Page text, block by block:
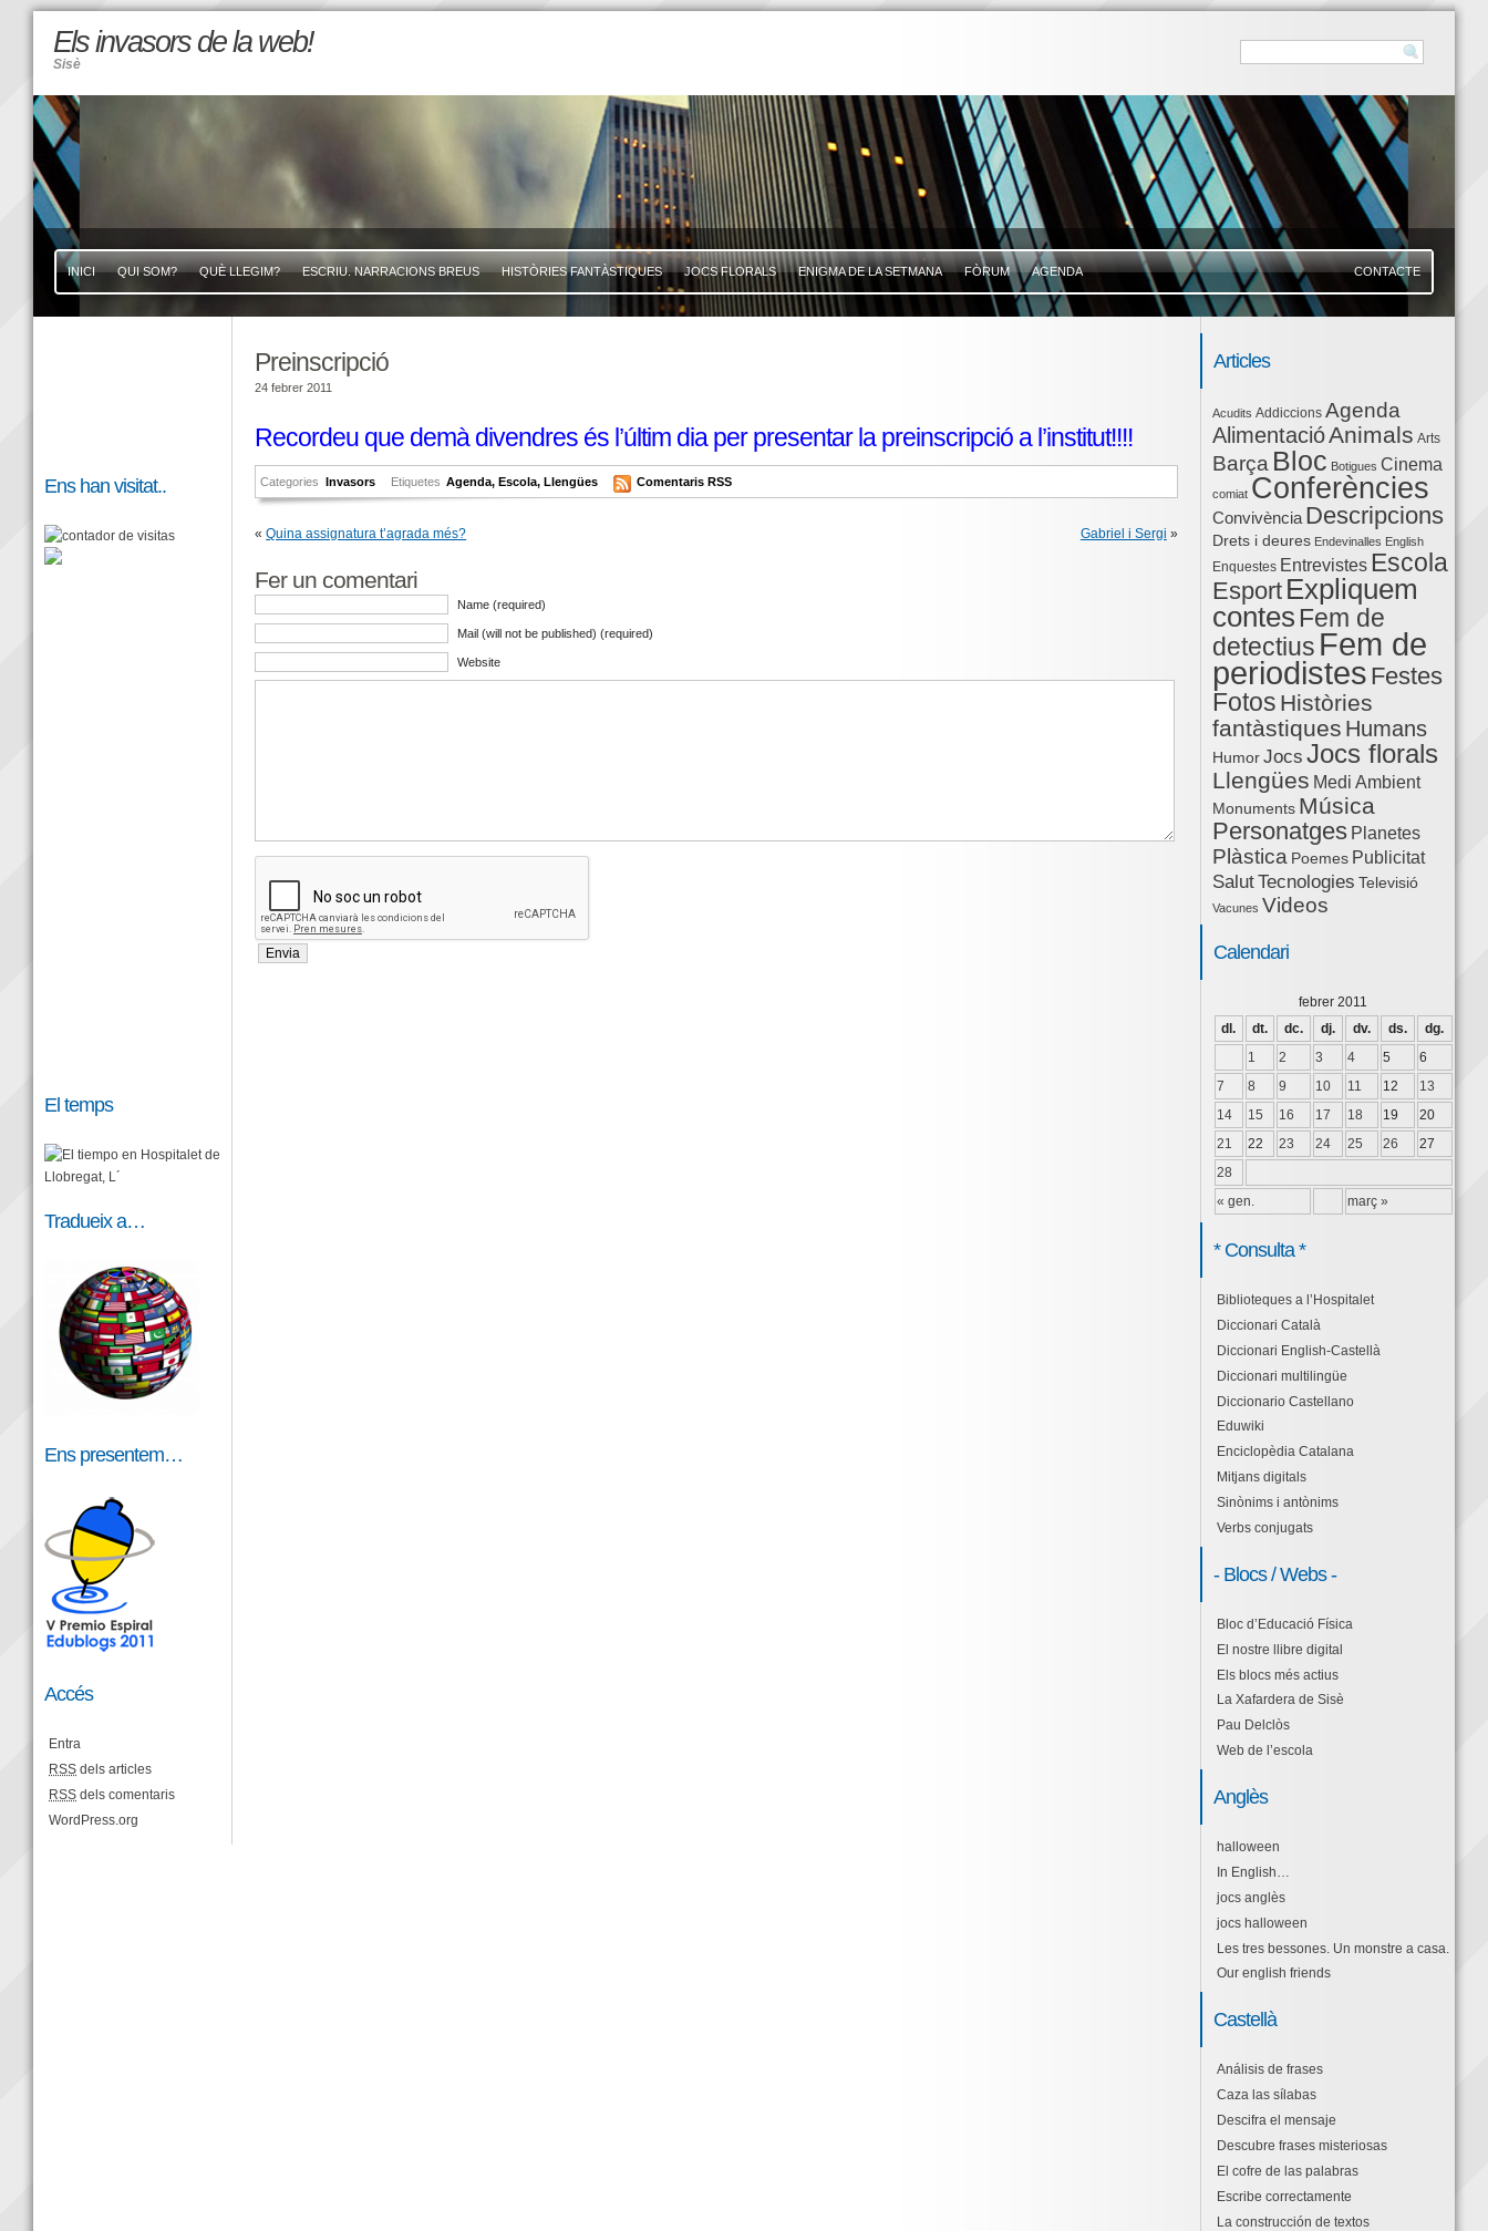
Els invasors de la web!
Sisè
INICI QUI SOM? QUÈ LLEGIM? ESCRIU. NARRACIONS BREUS HISTÒRIES FANTÀSTIQUES JOCS FLORALS ENIGMA DE LA SETMANA FÒRUM AGENDA CONTACTE
Preinscripció
24 febrer 2011
Recordeu que demà divendres és l’últim dia per presentar la preinscripció a l’institut!!!!
Categories Invasors Etiquetes Agenda, Escola, Llengües Comentaris RSS
«Quina assignatura t’agrada més? Gabriel i Sergi »
Fer un comentari
Name (required)
Mail (will not be published) (required)
Website
Articles
Acudits Addiccions Agenda
AlimentacióAnimals Arts
Barça Bloc Botigues Cinema
comiat Conferències
Convivència Descripcions
Drets i deures Endevinalles English
Enquestes Entrevistes Escola
Esport Expliquem
contes Fem de
detectius Fem de
periodistes Festes
Fotos Històries
fantàstiques Humans
Humor Jocs Jocs florals
Llengües Medi Ambient
Monuments Música
Personatges Planetes
Plàstica Poemes Publicitat
SalutTecnologies Televisió
Vacunes Videos
Calendari
febrer 2011
dl.
dt. dc. dj. dv. ds. dg.
« gen. març »
1 2 3 4 5
6
7
8 9 10 11 12
13
14
15 16 17 18 19
20
21
22 23 24 25 26
27
28
* Consulta *
Biblioteques a l’Hospitalet
Diccionari Català
Diccionari English-Castellà
Diccionari multilingüe
Diccionario Castellano
Eduwiki
Enciclopèdia Catalana
Mitjans digitals
Sinònims i antònims
Verbs conjugats
- Blocs / Webs -
Bloc d’Educació Física
El nostre llibre digital
Els blocs més actius
La Xafardera de Sisè
Pau Delclòs
Web de l’escola
Anglès
halloween
In English…
jocs anglès
jocs halloween
Les tres bessones. Un monstre a casa.
Our english friends
Castellà
Análisis de frases
Caza las sílabas
Descifra el mensaje
Descubre frases misteriosas
El cofre de las palabras
Escribe correctamente
La construcción de textos
Ens han visitat..
El temps
Tradueix a…
Ens presentem…
Accés
Entra
RSS dels articles
RSS dels comentaris
WordPress.org